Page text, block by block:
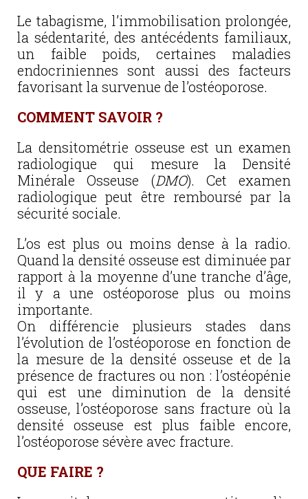
Le tabagisme, l’immobilisation prolongée,
la sédentarité, des antécédents familiaux,
un faible poids, certaines maladies
endocriniennes sont aussi des facteurs
favorisant la survenue de l’ostéoporose.
COMMENT SAVOIR ?
La densitométrie osseuse est un examen
radiologique qui mesure la Densité
Minérale Osseuse (DMO). Cet examen
radiologique peut être remboursé par la
sécurité sociale.
L’os est plus ou moins dense à la radio.
Quand la densité osseuse est diminuée par
rapport à la moyenne d’une tranche d’âge,
il y a une ostéoporose plus ou moins
importante.
On différencie plusieurs stades dans
l’évolution de l’ostéoporose en fonction de
la mesure de la densité osseuse et de la
présence de fractures ou non : l’ostéopénie
qui est une diminution de la densité
osseuse, l’ostéoporose sans fracture où la
densité osseuse est plus faible encore,
l’ostéoporose sévère avec fracture.
QUE FAIRE ?